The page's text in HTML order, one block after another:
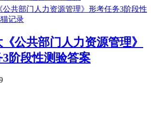
公共部门人力资源管理》
阶段性测验答案